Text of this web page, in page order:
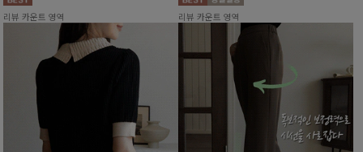
리뷰 카운트 영역 리뷰 카운트 영역